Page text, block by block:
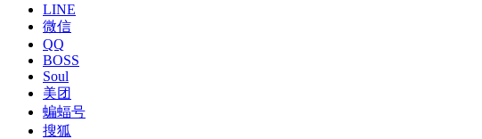
LINE
微信
QQ
BOSS
Soul
美团
蝙蝠号
搜狐